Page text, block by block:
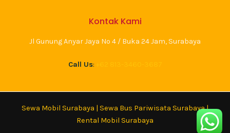
Kontak Kami
Jl Gunung Anyar Jaya No 4 / Buka 24 Jam, Surabaya
Call Us:
Sewa Mobil Surabaya | Sewa Bus Pariwisata Surabaya|
Rental Mobil Surabaya